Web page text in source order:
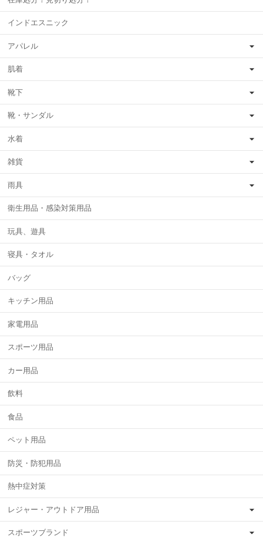
インドエスニック
アパレル
肌着
靴下
靴・サンダル
水着
雑貨
雨具
衛生用品・感染対策用品
玩具、遊具
寝具・タオル
バッグ
キッチン用品
家電用品
スポーツ用品
カー用品
飲料
食品
ペット用品
防災・防犯用品
熱中症対策
レジャー・アウトドア用品
スポーツブランド